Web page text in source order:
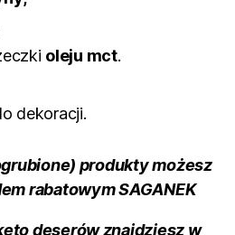
oleju mct.
dekoracji.
produkty możesz
rabatowym SAGANEK
deserów znajdziesz w